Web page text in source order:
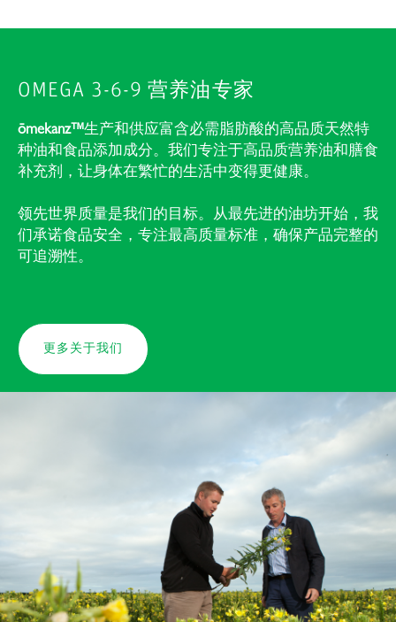
OMEGA 3-6-9 营养油专家
ōmekanz™生产和供应富含必需脂肪酸的高品质天然特
种油和食品添加成分。我们专注于高品质营养油和膳食
补充剂，让身体在繁忙的生活中变得更健康。
领先世界质量是我们的目标。从最先进的油坊开始，我
们承诺食品安全，专注最高质量标准，确保产品完整的
可追溯性。
更多关于我们